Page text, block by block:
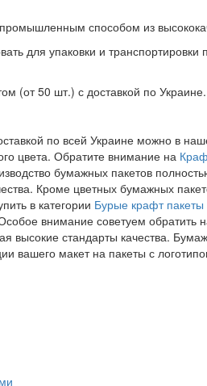
способом из
для упаковки и
(от 50 шт.) с доставкой по Украине.
по всей Украине можно в
цвета. Обратите внимание на
бумажных пакетов
Кроме цветных бумажных
в категории Бурые крафт пакеты
внимание советуем обратить
стандарты качества.
вашего макет на пакеты с